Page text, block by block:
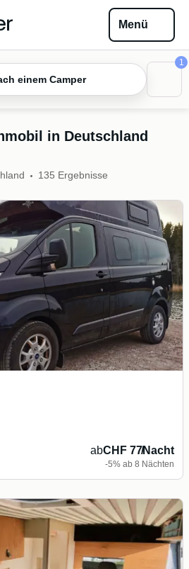
Menü
einem Camper
1
in Deutschland
135 Ergebnisse
abCHF 77/Nacht
-5% ab 8 Nächten